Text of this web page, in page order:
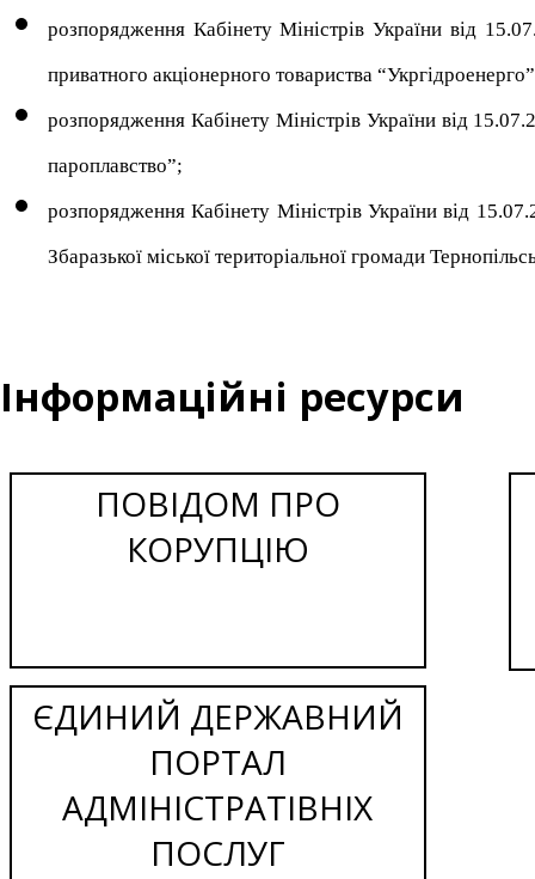
розпорядження Кабінету Міністрів України від
приватного акціонерного товариства
розпорядження Кабінету Міністрів України від
пароплавство”;
розпорядження Кабінету Міністрів України від
Збаразької міської територіальної громади
Інформаційні ресурси
ПОВІДОМ ПРО
КОРУПЦІЮ
ЄДИНИЙ ДЕРЖАВНИЙ
ПОРТАЛ
АДМІНІСТРАТІВНІХ
ПОСЛУГ